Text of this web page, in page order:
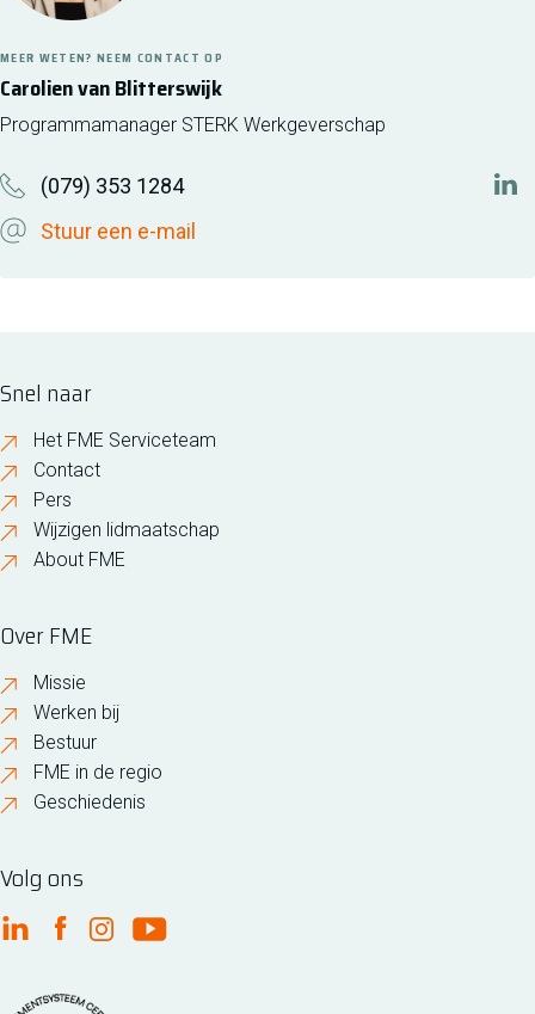
Carolien van Blitterswijk
MEER WETEN? NEEM CONTACT OP
Programmamanager STERK Werkgeverschap
(079) 353 1284
Stuur een e-mail
Snel naar
Het FME Serviceteam
Contact
Pers
Wijzigen lidmaatschap
About FME
Over FME
Missie
Werken bij
Bestuur
FME in de regio
Geschiedenis
Volg ons
FME Linkedin
FME Facebook
FME Instagram
FME Youtube